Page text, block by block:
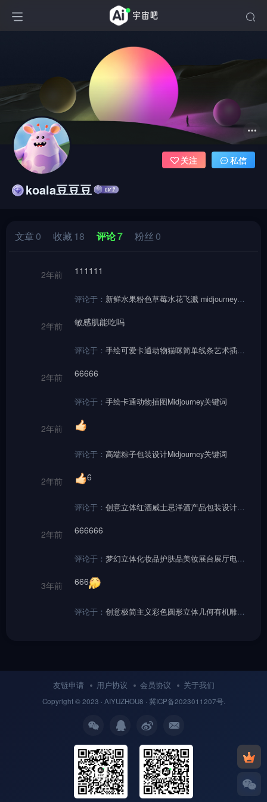
koala豆豆豆
关注 私信
文章0 收藏 18 评论7 粉丝0
2年前 111111
评论于： 新鲜水果粉色草莓水花飞溅 midjourney关键词咒语
2年前 敏感肌能吃吗
评论于： 手绘可爱卡通动物猫咪简单线条艺术插图绘画midjourney关键词咒语
2年前 66666
评论于： 手绘卡通动物插图Midjourney关键词
2年前
评论于： 高端粽子包装设计Midjourney关键词
2年前 6
评论于： 创意立体红酒威士忌洋酒产品包装设计广告海报Midjourney咒语
2年前 666666
评论于： 梦幻立体化妆品护肤品美妆展台展厅电商海报设计背景Midjourney咒语
3年前 666
评论于： 创意极简主义彩色圆形立体几何有机雕塑场景舞台空间海报背景midjourney关键词咒语分享
友链申请 用户协议 会员协议 关于我们
Copyright © 2023 · AIYUZHOU8 · 冀ICP备2023011207号.